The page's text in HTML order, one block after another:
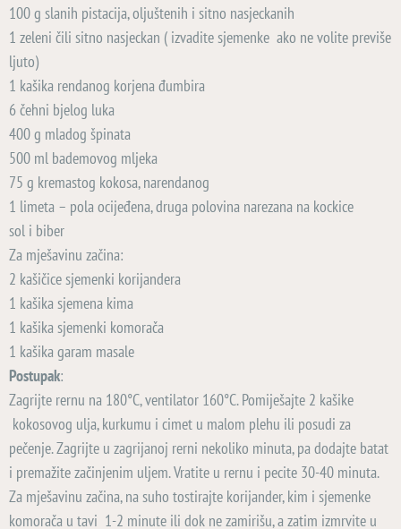
100 g slanih pistacija, oljuštenih i sitno nasjeckanih
1 zeleni čili sitno nasjeckan ( izvadite sjemenke ako ne volite previše
ljuto)
1 kašika rendanog korjena đumbira
6 čehni bjelog luka
400 g mladog špinata
500 ml bademovog mljeka
75 g kremastog kokosa, narendanog
1 limeta – pola ocijeđena, druga polovina narezana na kockice
sol i biber
Za mješavinu začina:
2 kašičice sjemenki korijandera
1 kašika sjemena kima
1 kašika sjemenki komorača
1 kašika garam masale
Postupak:
Zagrijte rernu na 180°C, ventilator 160°C. Pomiješajte 2 kašike
kokosovog ulja, kurkumu i cimet u malom plehu ili posudi za
pečenje. Zagrijte u zagrijanoj rerni nekoliko minuta, pa dodajte batat
i premažite začinjenim uljem. Vratite u rernu i pecite 30-40 minuta.
Za mješavinu začina, na suho tostirajte korijander, kim i sjemenke
komorača u tavi 1-2 minute ili dok ne zamirišu, a zatim izmrvite u